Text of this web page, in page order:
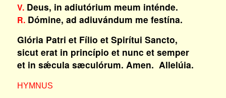
V.Deus, in adiutórium meum inténde.
R.Dómine, ad adiuvándum me festína.
Glória Patri et Fílio et Spirítui Sancto,
sicut erat in princípio et nunc et semper
et in sǽcula sæculórum. Amen. Allelúia.
HYMNUS